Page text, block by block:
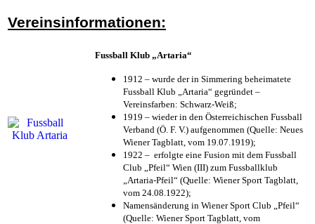
Vereinsinformationen:
Fussball Klub „Artaria“
1912 – wurde der in Simmering beheimatete
Fussball Klub „Artaria“ gegründet –
Vereinsfarben: Schwarz-Weiß;
1919 – wieder in den Österreichischen Fussball
Verband (Ö. F. V.) aufgenommen (Quelle: Neues
Wiener Tagblatt, vom 19.07.1919);
1922 – erfolgte eine Fusion mit dem Fussball
Club „Pfeil“ Wien (III) zum Fussballklub
„Artaria-Pfeil“ (Quelle: Wiener Sport Tagblatt,
vom 24.08.1922);
Namensänderung in Wiener Sport Club „Pfeil“
(Quelle: Wiener Sport Tagblatt, vom